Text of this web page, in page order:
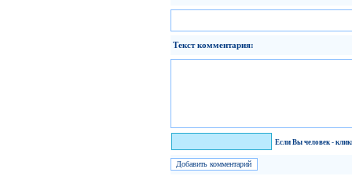
Текст комментария:
Если Вы человек -